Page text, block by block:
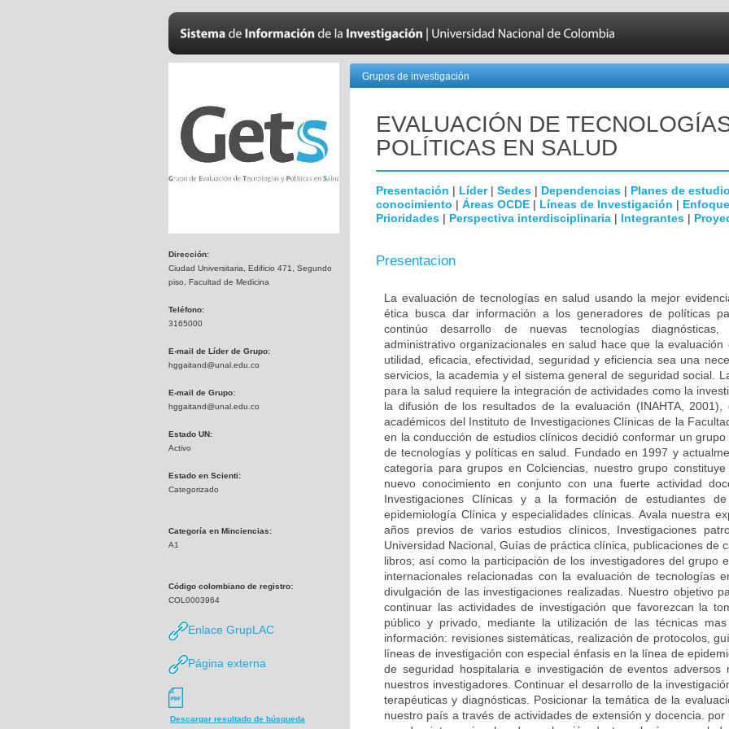
Dirección:
Ciudad Universitaria, Edificio 471, Segundo
piso, Facultad de Medicina
Teléfono:
3165000
E-mail de Líder de Grupo:
hggaitand@unal.edu.co
E-mail de Grupo:
hggaitand@unal.edu.co
Estado UN:
Activo
Estado en Scienti:
Categorizado
Categoría en Minciencias:
A1
Código colombiano de registro:
COL0003964
Enlace GrupLAC
Página externa
Descargar resultado de búsqueda
Grupos de investigación
EVALUACIÓN DE
POLÍTICAS EN SALUD
Presentación | Líder| Sedes | Dependencias | Planes de
conocimiento | Áreas OCDE | Líneas de Investigación |
Prioridades | Perspectiva interdisciplinaria | Integrantes |
Presentacion
La evaluación de tecnologías en salud usando la mejor
ética busca dar información a los generadores de políticas
continúo desarrollo de nuevas tecnologías diagnósticas,
administrativo organizacionales en salud hace que la
utilidad, eficacia, efectividad, seguridad y eficiencia sea una
servicios, la academia y el sistema general de seguridad social.
para la salud requiere la integración de actividades como la
la difusión de los resultados de la evaluación (INAHTA,
académicos del Instituto de Investigaciones Clínicas de la
en la conducción de estudios clínicos decidió conformar un
de tecnologías y políticas en salud. Fundado en 1997 y
categoría para grupos en Colciencias, nuestro grupo
nuevo conocimiento en conjunto con una fuerte actividad
Investigaciones Clínicas y a la formación de estudiantes
epidemiología Clínica y especialidades clínicas. Avala nuestra
años previos de varios estudios clínicos, Investigaciones
Universidad Nacional, Guías de práctica clínica, publicaciones de
libros; así como la participación de los investigadores del grupo
internacionales relacionadas con la evaluación de tecnologías
divulgación de las investigaciones realizadas. Nuestro objetivo
continuar las actividades de investigación que favorezcan la
público y privado, mediante la utilización de las técnicas
información: revisiones sistemáticas, realización de protocolos,
líneas de investigación con especial énfasis en la línea de
de seguridad hospitalaria e investigación de eventos adversos
nuestros investigadores. Continuar el desarrollo de la
terapéuticas y diagnósticas. Posicionar la temática de la
nuestro país a través de actividades de extensión y docencia.